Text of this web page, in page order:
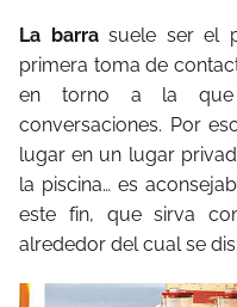
La barrasuele ser el
primera toma de
en torno a la que
conversaciones. Por
lugar en un lugar
la piscina… es
este fin, que sirva
alrededor del cual se